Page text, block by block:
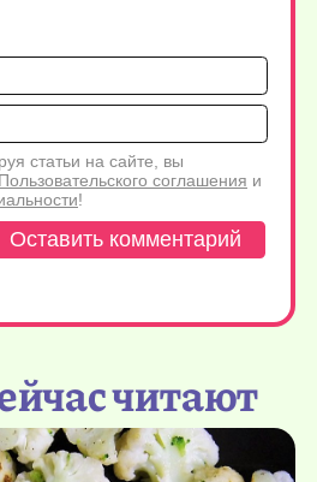
Имя*
статьи на сайте, вы
Пользовательского соглашения и
!
читают